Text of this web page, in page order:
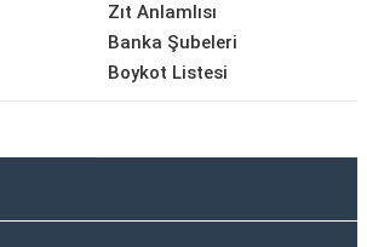
Zıt Anlamlısı
Banka Şubeleri
Boykot Listesi